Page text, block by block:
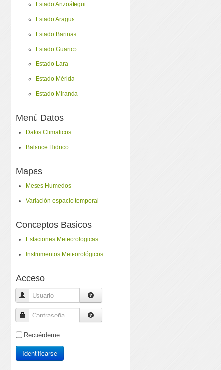
Estado Anzoátegui
Estado Aragua
Estado Barinas
Estado Guarico
Estado Lara
Estado Mérida
Estado Miranda
Menú Datos
Datos Climaticos
Balance Hidrico
Mapas
Meses Humedos
Variación espacio temporal
Conceptos Basicos
Estaciones Meteorologicas
Instrumentos Meteorológicos
Acceso
Usuario
Contraseña
Recuérdeme
Identificarse